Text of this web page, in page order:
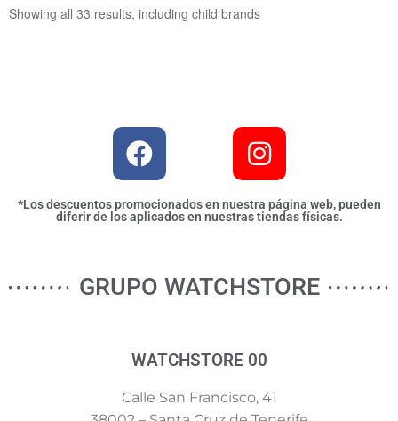
Showing all 33 results, including child brands
*Los descuentos promocionados en nuestra página web, pueden
diferir de los aplicados en nuestras tiendas físicas.
GRUPO WATCHSTORE
WATCHSTORE 00
Calle San Francisco, 41